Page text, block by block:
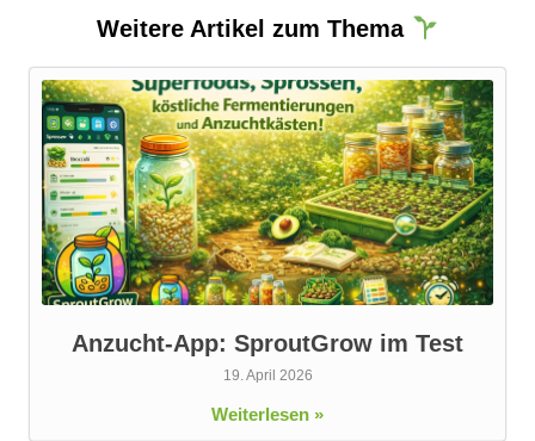
Weitere Artikel zum Thema
Anzucht-App: SproutGrow im Test
19. April 2026
Weiterlesen »